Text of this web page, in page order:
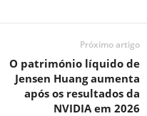
Próximo artigo
O património líquido de
Jensen Huang aumenta
após os resultados da
NVIDIA em 2026